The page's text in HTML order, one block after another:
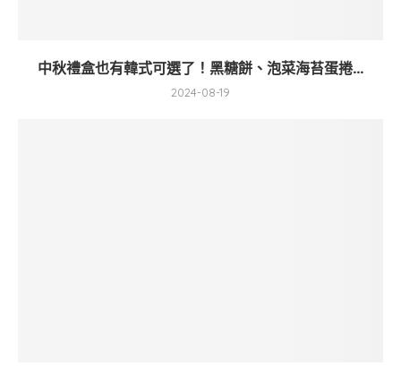
中秋禮盒也有韓式可選了！黑糖餅、泡菜海苔蛋捲...
2024-08-19